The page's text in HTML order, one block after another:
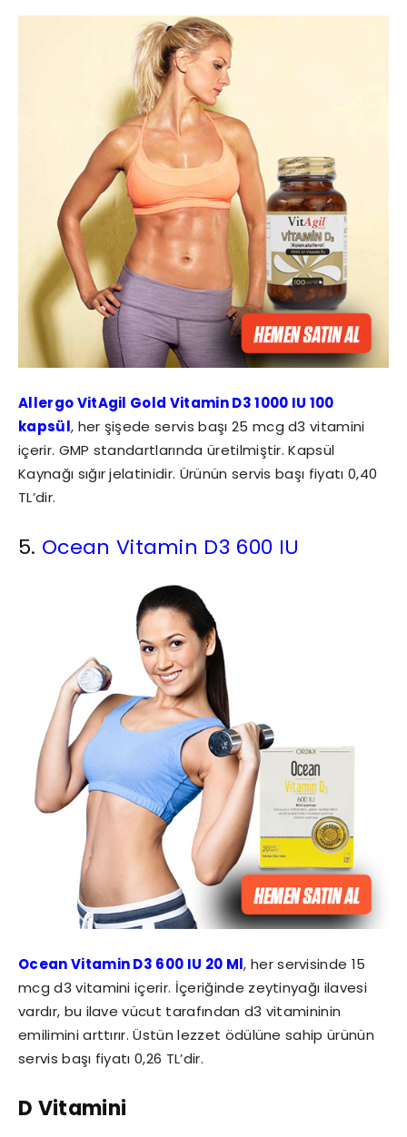
Allergo VitAgil Gold Vitamin D3 1000 IU 100
kapsül, her şişede servis başı 25 mcg d3 vitamini
içerir. GMP standartlarında üretilmiştir. Kapsül
Kaynağı sığır jelatinidir. Ürünün servis başı fiyatı 0,40
TL’dir.
5. Ocean Vitamin D3 600 IU
Ocean Vitamin D3 600 IU 20 Ml, her servisinde 15
mcg d3 vitamini içerir. İçeriğinde zeytinyağı ilavesi
vardır, bu ilave vücut tarafından d3 vitamininin
emilimini arttırır. Üstün lezzet ödülüne sahip ürünün
servis başı fiyatı 0,26 TL’dir.
D Vitamini